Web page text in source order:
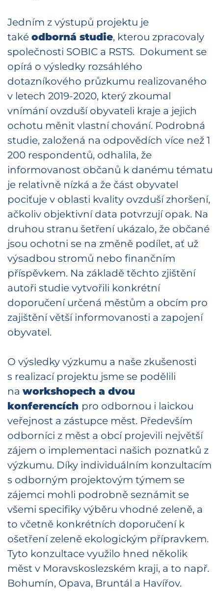
Jedním z výstupů projektu je
také odborná studie, kterou zpracovaly
společnosti SOBIC a RSTS. Dokument se
opírá o výsledky rozsáhlého
dotazníkového průzkumu realizovaného
v letech 2019-2020, který zkoumal
vnímání ovzduší obyvateli kraje a jejich
ochotu měnit vlastní chování. Podrobná
studie, založená na odpovědích více než 1
200 respondentů, odhalila, že
informovanost občanů k danému tématu
je relativně nízká a že část obyvatel
pociťuje v oblasti kvality ovzduší zhoršení,
ačkoliv objektivní data potvrzují opak. Na
druhou stranu šetření ukázalo, že občané
jsou ochotni se na změně podílet, ať už
výsadbou stromů nebo finančním
příspěvkem. Na základě těchto zjištění
autoři studie vytvořili konkrétní
doporučení určená městům a obcím pro
zajištění větší informovanosti a zapojení
obyvatel.
O výsledky výzkumu a naše zkušenosti
s realizací projektu jsme se podělili
na workshopech a dvou
konferencích pro odbornou i laickou
veřejnost a zástupce měst. Především
odborníci z měst a obcí projevili největší
zájem o implementaci našich poznatků z
výzkumu. Díky individuálním konzultacím
s odborným projektovým týmem se
zájemci mohli podrobně seznámit se
všemi specifiky výběru vhodné zeleně, a
to včetně konkrétních doporučení k
ošetření zeleně ekologickým přípravkem.
Tyto konzultace využilo hned několik
měst v Moravskoslezském kraji, a to např.
Bohumín, Opava, Bruntál a Havířov.